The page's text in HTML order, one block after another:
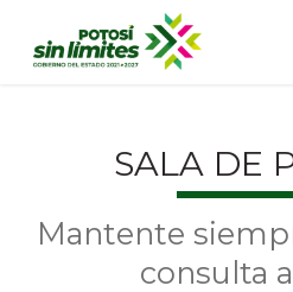
SALA DE
Mantente
consulta